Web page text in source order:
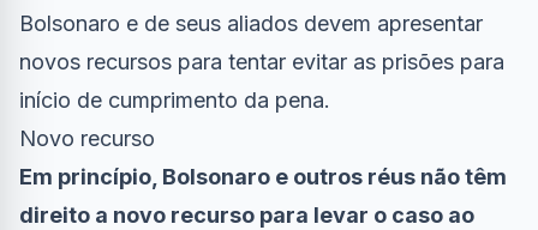
Bolsonaro e de seus aliados devem apresentar
novos recursos para tentar evitar as prisões para
início de cumprimento da pena.
Novo recurso
Em princípio, Bolsonaro e outros réus não têm
direito a novo recurso para levar o caso ao